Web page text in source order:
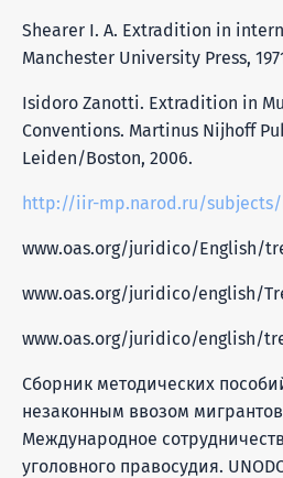
Shearer I. A. Extradition in
Manchester University Press,
Isidoro Zanotti. Extradition in
Conventions. Martinus Nijhoff
Leiden/Boston, 2006.
http://iir-mp.narod.ru/
www.oas.org/juridico/English/
www.oas.org/juridico/english/
www.oas.org/juridico/english/
Сборник методических
незаконным ввозом
Международное
уголовного правосудия.